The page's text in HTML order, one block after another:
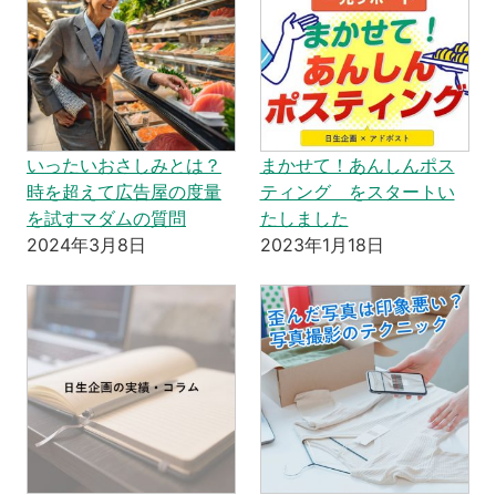
いったいおさしみとは？
時を超えて広告屋の度量
を試すマダムの質問
2024年3月8日
まかせて！あんしんポス
ティング をスタートい
たしました
2023年1月18日